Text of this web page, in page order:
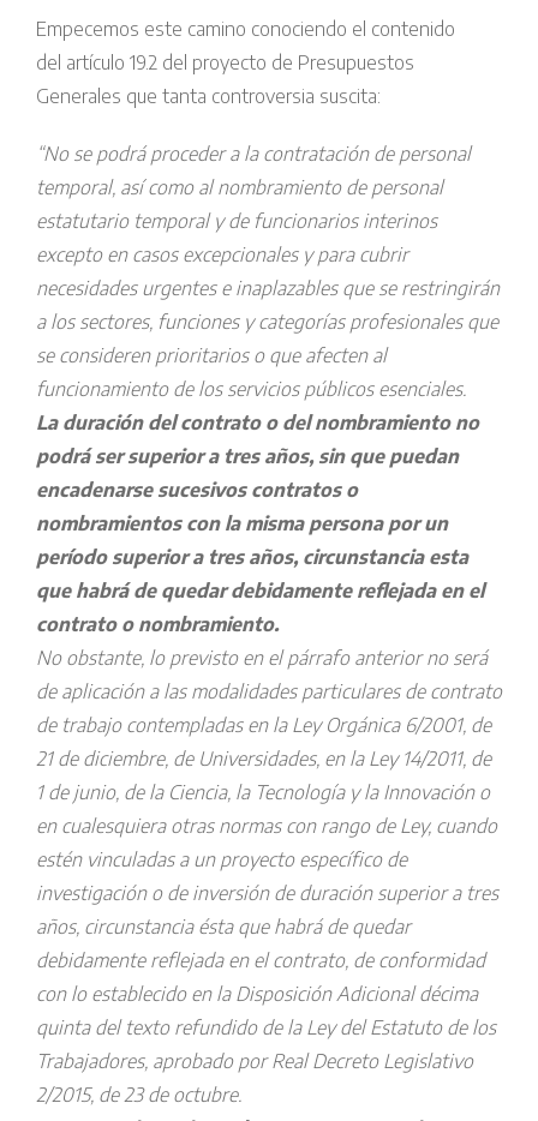
Empecemos este camino conociendo el contenido
del artículo 19.2 del proyecto de Presupuestos
Generales que tanta controversia suscita:
“No se podrá proceder a la contratación de personal
temporal, así como al nombramiento de personal
estatutario temporal y de funcionarios interinos
excepto en casos excepcionales y para cubrir
necesidades urgentes e inaplazables que se restringirán
a los sectores, funciones y categorías profesionales que
se consideren prioritarios o que afecten al
funcionamiento de los servicios públicos esenciales.
La duración del contrato o del nombramiento no
podrá ser superior a tres años, sin que puedan
encadenarse sucesivos contratos o
nombramientos con la misma persona por un
período superior a tres años, circunstancia esta
que habrá de quedar debidamente reflejada en el
contrato o nombramiento.
No obstante, lo previsto en el párrafo anterior no será
de aplicación a las modalidades particulares de contrato
de trabajo contempladas en la Ley Orgánica 6/2001, de
21 de diciembre, de Universidades, en la Ley 14/2011, de
1 de junio, de la Ciencia, la Tecnología y la Innovación o
en cualesquiera otras normas con rango de Ley, cuando
estén vinculadas a un proyecto específico de
investigación o de inversión de duración superior a tres
años, circunstancia ésta que habrá de quedar
debidamente reflejada en el contrato, de conformidad
con lo establecido en la Disposición Adicional décima
quinta del texto refundido de la Ley del Estatuto de los
Trabajadores, aprobado por Real Decreto Legislativo
2/2015, de 23 de octubre.